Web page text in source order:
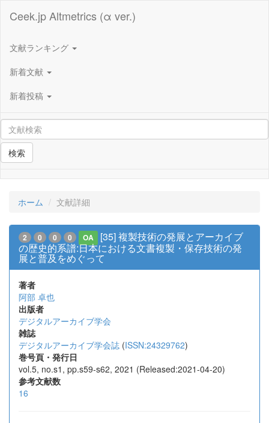
Ceek.jp Altmetrics (α ver.)
文献ランキング
新着文献
新着投稿
検索
ホーム 文献詳細
2 0 0 0 OA
[35] 複製技術の発展とアーカイブ
の歴史的系譜:日本における文書複製・保存技術の発
展と普及をめぐって
著者
阿部 卓也
出版者
デジタルアーカイブ学会
雑誌
デジタルアーカイブ学会誌 (ISSN:24329762)
巻号頁・発行日
vol.5, no.s1, pp.s59-s62, 2021 (Released:2021-04-20)
参考文献数
16